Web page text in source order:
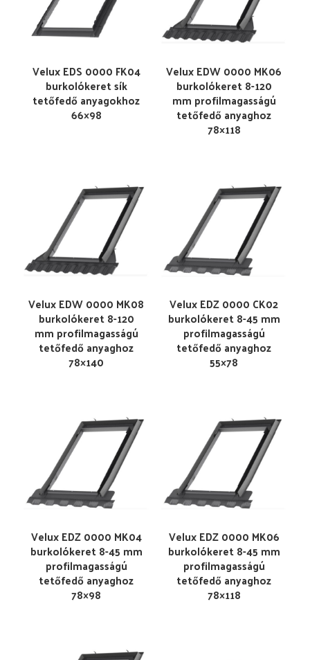
Velux EDS 0000 FK04
burkolókeret sík
tetőfedő anyagokhoz
66×98
Velux EDW 0000 MK06
burkolókeret 8-120
mm profilmagasságú
tetőfedő anyaghoz
78×118
Velux EDW 0000 MK08
burkolókeret 8-120
mm profilmagasságú
tetőfedő anyaghoz
78×140
Velux EDZ 0000 CK02
burkolókeret 8-45 mm
profilmagasságú
tetőfedő anyaghoz
55×78
Velux EDZ 0000 MK04
burkolókeret 8-45 mm
profilmagasságú
tetőfedő anyaghoz
78×98
Velux EDZ 0000 MK06
burkolókeret 8-45 mm
profilmagasságú
tetőfedő anyaghoz
78×118